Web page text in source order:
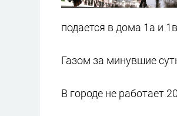
подается в дома 1а и
Газом за минувшие
В городе не работает